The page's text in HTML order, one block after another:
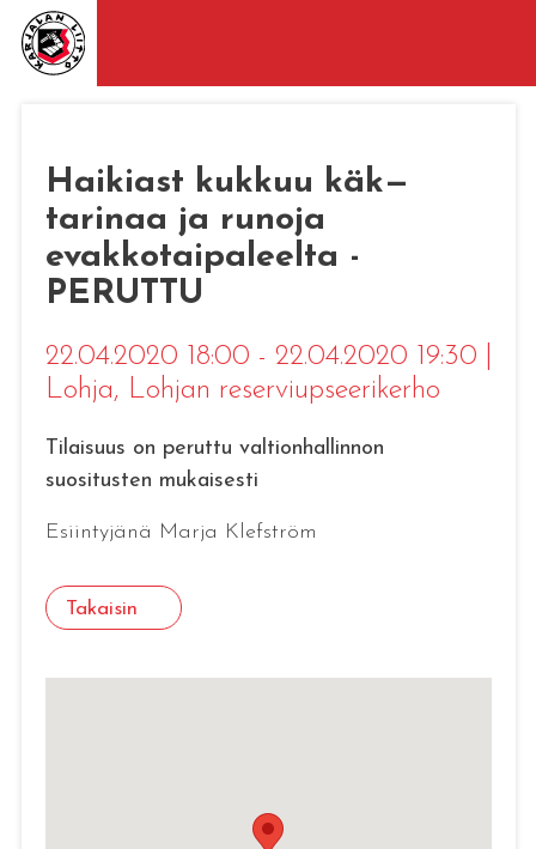
Haikiast kukkuu käk—
tarinaa ja runoja
evakkotaipaleelta -
PERUTTU
22.04.2020 18:00 - 22.04.2020 19:30
Lohja, Lohjan reserviupseerikerho
Tilaisuus on peruttu valtionhallinnon
suositusten mukaisesti
Esiintyjänä Marja Klefström
Takaisin